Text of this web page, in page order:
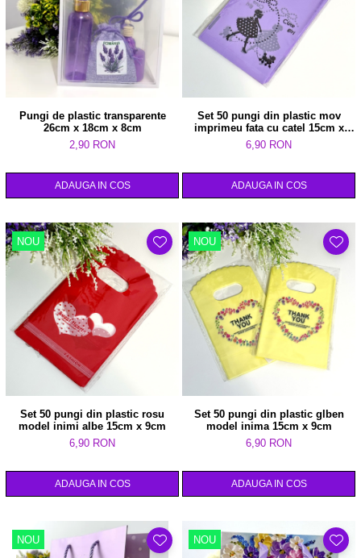
Pungi de plastic transparente
26cm x 18cm x 8cm
2,90 RON
ADAUGA IN COS
Set 50 pungi din plastic mov
imprimeu fata cu catel 15cm x
9cm
6,90 RON
ADAUGA IN COS
NOU
Set 50 pungi din plastic rosu
model inimi albe 15cm x 9cm
6,90 RON
ADAUGA IN COS
NOU
Set 50 pungi din plastic glben
model inima 15cm x 9cm
6,90 RON
ADAUGA IN COS
NOU NOU